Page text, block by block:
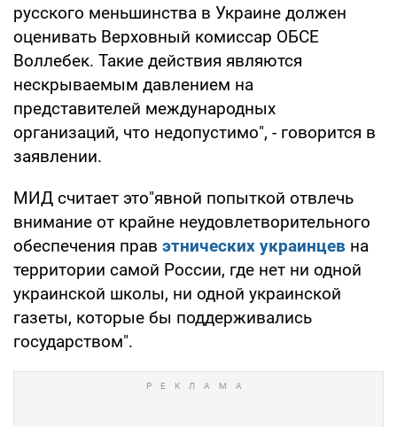
русского меньшинства в Украине должен
оценивать Верховный комиссар ОБСЕ
Воллебек. Такие действия являются
нескрываемым давлением на
представителей международных
организаций, что недопустимо", - говорится в
заявлении.
МИД считает это"явной попыткой отвлечь
внимание от крайне неудовлетворительного
обеспечения прав этнических украинцев на
территории самой России, где нет ни одной
украинской школы, ни одной украинской
газеты, которые бы поддерживались
государством".